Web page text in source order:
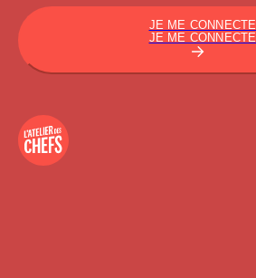
JE ME CONNECTE
JE ME CONNECTE